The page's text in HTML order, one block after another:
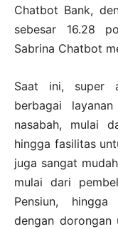
Chatbot Bank,
sebesar 16.28
Sabrina Chatbot
Saat ini, super
berbagai
nasabah, mulai
hingga fasilitas
juga sangat
mulai dari
Pensiun,
dengan